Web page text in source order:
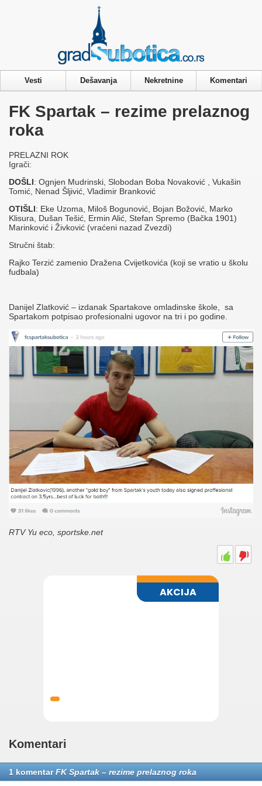
Vesti Dešavanja Nekretnine Komentari
FK Spartak – rezime prelaznog
roka
PRELAZNI ROK
Igrači:
DOŠLI: Ognjen Mudrinski, Slobodan Boba Novaković , Vukašin
Tomić, Nenad Šljivić, Vladimir Branković
OTIŠLI: Eke Uzoma, Miloš Bogunović, Bojan Božović, Marko
Klisura, Dušan Tešić, Ermin Alić, Stefan Spremo (Bačka 1901)
Marinković i Živković (vraćeni nazad Zvezdi)
Stručni štab:
Rajko Terzić zamenio Dražena Cvijetkovića (koji se vratio u školu
fudbala)
Danijel Zlatković – izdanak Spartakove omladinske škole, sa
Spartakom potpisao profesionalni ugovor na tri i po godine.
RTV Yu eco, sportske.net
Komentari
1 komentarFK Spartak – rezime prelaznog roka
Privacy & Cookies Policy